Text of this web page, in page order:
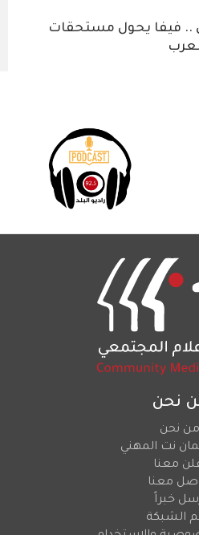
.. فيفا يحول مستحقات
نحن
من نحن
نت المهني
معنا
معنا
خبراً
الشبكة